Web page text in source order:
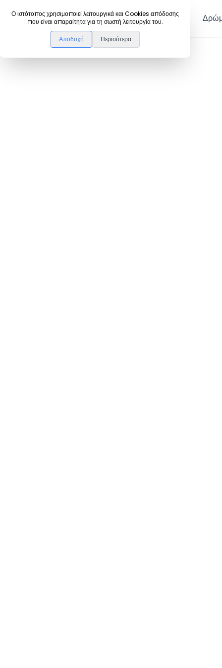
Ο ιστότοπος χρησιμοποιεί λειτουργικά και Cookies απόδοσης
που είναι απαραίτητα για τη σωστή λειτουργία του.
Αποδοχή Περισότερα
DanceLink Μέλη